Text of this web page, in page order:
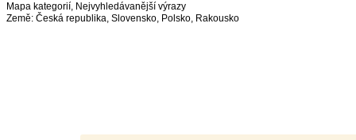
Mapa kategorií, Nejvyhledávanější výrazy
Země: Česká republika, Slovensko, Polsko, Rakousko